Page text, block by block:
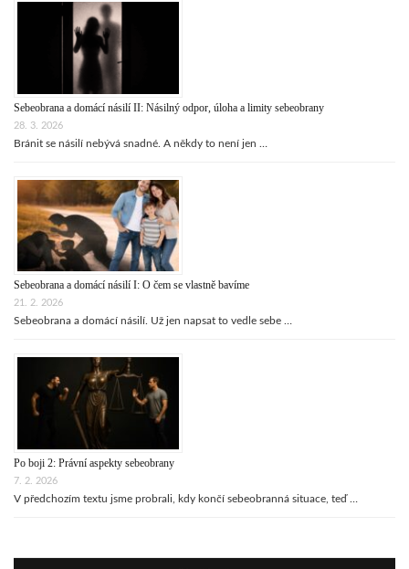
Sebeobrana a domácí násilí II: Násilný odpor, úloha a limity sebeobrany
28. 3. 2026
Bránit se násilí nebývá snadné. A někdy to není jen …
Sebeobrana a domácí násilí I: O čem se vlastně bavíme
21. 2. 2026
Sebeobrana a domácí násilí. Už jen napsat to vedle sebe …
Po boji 2: Právní aspekty sebeobrany
7. 2. 2026
V předchozím textu jsme probrali, kdy končí sebeobranná situace, teď …